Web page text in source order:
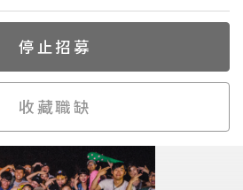
停止招募
收藏職缺